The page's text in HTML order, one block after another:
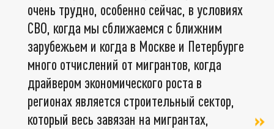
очень трудно, особенно сейчас, в условиях
СВО, когда мы сближаемся с ближним
зарубежьем и когда в Москве и Петербурге
много отчислений от мигрантов, когда
драйвером экономического роста в
регионах является строительный сектор,
который весь завязан на мигрантах,